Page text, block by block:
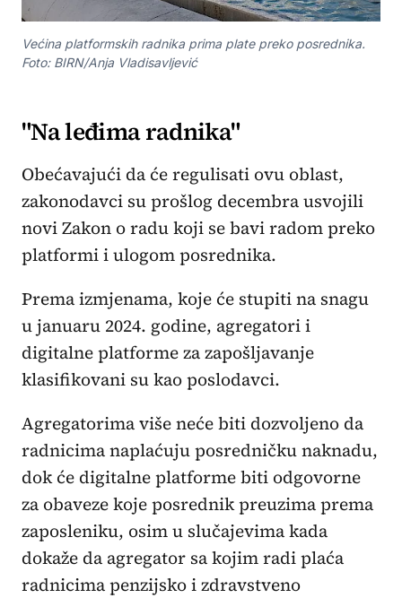
Većina platformskih radnika prima plate preko posrednika.
Foto: BIRN/Anja Vladisavljević
"Na leđima radnika"
Obećavajući da će regulisati ovu oblast,
zakonodavci su prošlog decembra usvojili
novi Zakon o radu koji se bavi radom preko
platformi i ulogom posrednika.
Prema izmjenama, koje će stupiti na snagu
u januaru 2024. godine, agregatori i
digitalne platforme za zapošljavanje
klasifikovani su kao poslodavci.
Agregatorima više neće biti dozvoljeno da
radnicima naplaćuju posredničku naknadu,
dok će digitalne platforme biti odgovorne
za obaveze koje posrednik preuzima prema
zaposleniku, osim u slučajevima kada
dokaže da agregator sa kojim radi plaća
radnicima penzijsko i zdravstveno